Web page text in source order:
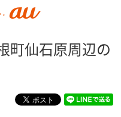
町仙石原周辺の